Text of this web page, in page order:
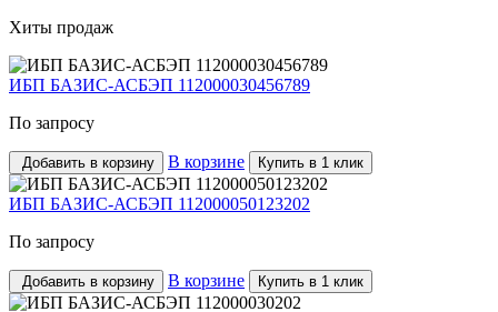
Хиты продаж
ИБП БАЗИС-АСБЭП 112000030456789
По запросу
Добавить в корзину В корзине Купить в 1 клик
ИБП БАЗИС-АСБЭП 112000050123202
По запросу
Добавить в корзину В корзине Купить в 1 клик